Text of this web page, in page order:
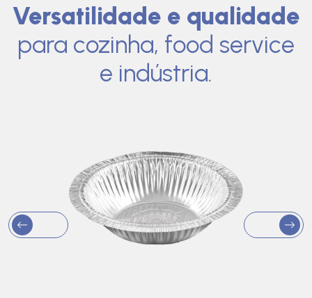
Versatilidade e qualidade
para cozinha, food service
e indústria.